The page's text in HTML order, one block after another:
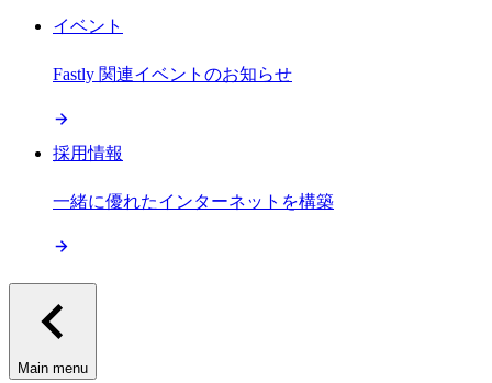
イベント
Fastly 関連イベントのお知らせ
採用情報
一緒に優れたインターネットを構築
Main menu